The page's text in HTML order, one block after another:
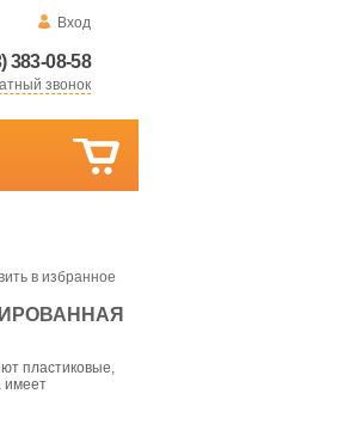
Вход
383-08-58
звонок
в избранное
пластиковые,
имеет